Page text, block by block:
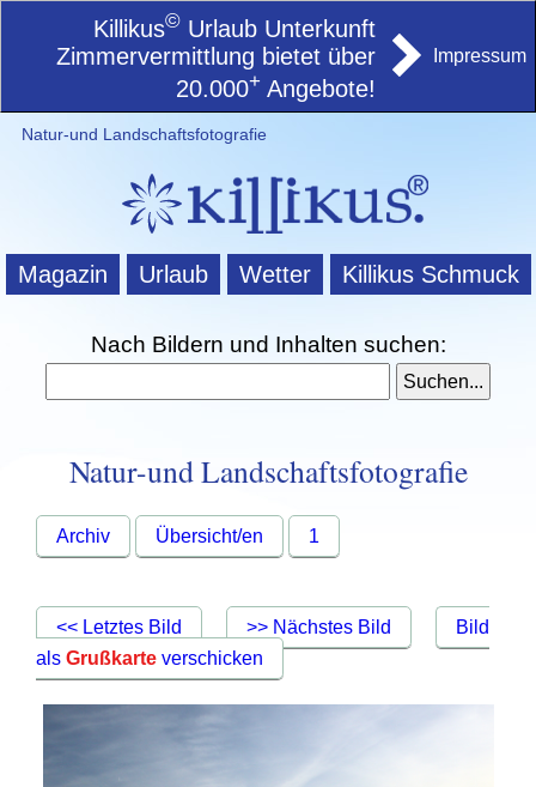
Killikus© Urlaub Unterkunft
Zimmervermittlung bietet über
20.000+ Angebote!
Impressum
Natur-und Landschaftsfotografie
Magazin Urlaub Wetter Killikus Schmuck
Nach Bildern und Inhalten suchen:
Natur-und Landschaftsfotografie
Archiv Übersicht/en 1
<< Letztes Bild >> Nächstes Bild
Bild
alsGrußkarte verschicken